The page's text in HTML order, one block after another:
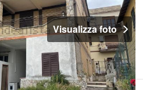
Visualizza foto